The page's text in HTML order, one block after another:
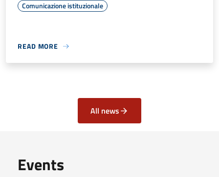
Comunicazione istituzionale
READ MORE
All news
Events